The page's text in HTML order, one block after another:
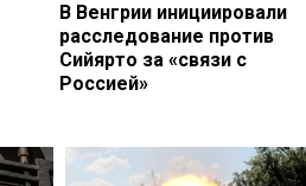
В Венгрии инициировали
расследование против
Сийярто за «связи с
Россией»